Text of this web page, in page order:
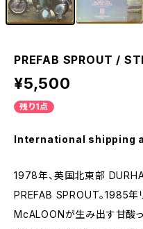
PREFAB SPROUT /
¥5,500
残り1点
International shipping
1978年、英国北東部
PREFAB SPROUT。1985年
McALOONが生み出す甘酸っ